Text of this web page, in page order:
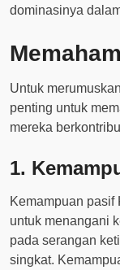
dominasinya
Untuk
penting untuk
mereka
1.
Kemampuan pasif
untuk menangani
pada serangan
singkat.